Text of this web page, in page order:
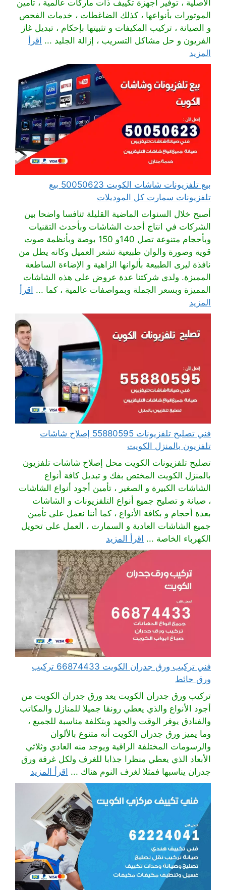
الأصلية ، توفير أجهزة تكييف ذات ماركات عالمية ، تأمين
الموتورات بأنواعها ، كذلك الضاغطات ، خدمات الفحص
و الصيانة ، تركيب المكيفات و تثبيتها بإحكام ، تبديل غاز
الفريون و حل مشاكل التسريب ، إزالة الجليد ... اقرأ
المزيد
بيع تلفزيونات شاشات الكويت 50050623 بيع
تلفزيونات سمارت كل الموديلات
أصبح خلال السنوات الماضية القليلة تنافسا واضحا بين
الشركات في انتاج أحدث الشاشات وبأحدث التقنيات
وبأحجام متنوعة تصل 140و 150 بوصة وبأنظمة صوت
قوية وصورة والوان طبيعية تشعر العميل وكانه يطل من
نافذة ليرى الطبيعة بألوانها الزاهية و الإضاءة الساطعة
المميزة. ولدى شركتنا عدة عروض على هذه الشاشات
المميزة وبسعر الجملة وبمواصفات عالمية ، كما ... اقرأ
المزيد
فني تصليح تلفزيونات 55880595 إصلاح شاشات
تلفزيون بالمنزل الكويت
تصليح تلفزيونات الكويت محل إصلاح شاشات تلفزيون
بالمنزل الكويت المختص بفك و تبديل كافة أنواع
الشاشات الكبيرة و الصغير ، تأمين أجود أنواع الشاشات
، صيانة و تصليح جميع أنواع التلفزيونات و الشاشات
بعدة أحجام و بكافة الأنواع ، كما أننا نعمل على تأمين
جميع الشاشات العادية و السمارت ، العمل على تحويل
الكهرباء الخاصة ... اقرأ المزيد
فني تركيب ورق جدران الكويت 66874433 تركيب
ورق حائط
تركيب ورق جدران الكويت يعد ورق جدران الكويت من
أجود الأنواع والذي يعطي رونقا جميلا للمنازل والمكاتب
والفنادق يوفر الوقت والجهد وبتكلفة مناسبة للجميع ،
وما يميز ورق جدران الكويت أنه متنوع بالألوان
والرسومات المختلفة الراقية ويوجد منه العادي وثلاثي
الأبعاد الذي يعطي منظرا جذابا للغرف ولكل غرفة ورق
جدران يناسبها فمثلا لغرف النوم هناك ... اقرأ المزيد